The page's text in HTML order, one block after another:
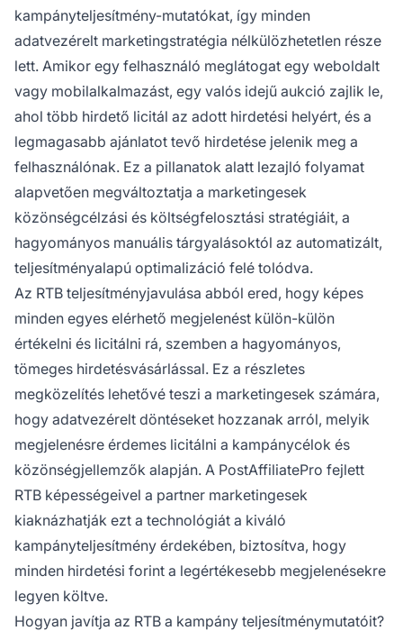
kampányteljesítmény-mutatókat, így minden
adatvezérelt marketingstratégia nélkülözhetetlen része
lett. Amikor egy felhasználó meglátogat egy weboldalt
vagy mobilalkalmazást, egy valós idejű aukció zajlik le,
ahol több hirdető licitál az adott hirdetési helyért, és a
legmagasabb ajánlatot tevő hirdetése jelenik meg a
felhasználónak. Ez a pillanatok alatt lezajló folyamat
alapvetően megváltoztatja a marketingesek
közönségcélzási és költségfelosztási stratégiáit, a
hagyományos manuális tárgyalásoktól az automatizált,
teljesítményalapú optimalizáció felé tolódva.
Az RTB teljesítményjavulása abból ered, hogy képes
minden egyes elérhető megjelenést külön-külön
értékelni és licitálni rá, szemben a hagyományos,
tömeges hirdetésvásárlással. Ez a részletes
megközelítés lehetővé teszi a marketingesek számára,
hogy adatvezérelt döntéseket hozzanak arról, melyik
megjelenésre érdemes licitálni a kampánycélok és
közönségjellemzők alapján. A PostAffiliatePro fejlett
RTB képességeivel a partner marketingesek
kiaknázhatják ezt a technológiát a kiváló
kampányteljesítmény érdekében, biztosítva, hogy
minden hirdetési forint a legértékesebb megjelenésekre
legyen költve.
Hogyan javítja az RTB a kampány teljesítménymutatóit?